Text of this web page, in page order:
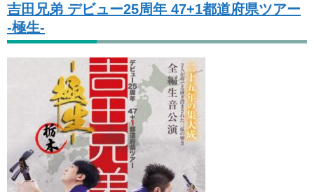
吉田兄弟 デビュー25周年 47+1都道府県ツアー
-極生-